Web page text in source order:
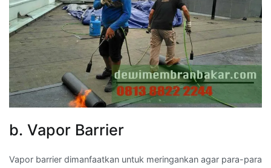
b. Vapor Barrier
Vapor barrier dimanfaatkan untuk meringankan agar para-para